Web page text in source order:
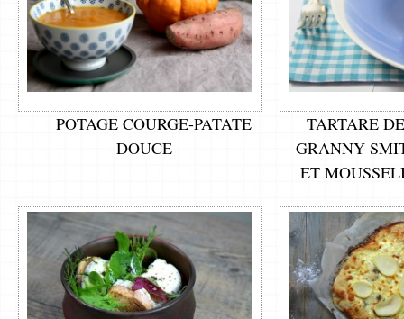
POTAGE COURGE-PATATE
DOUCE
TARTARE
GRANNY
ET